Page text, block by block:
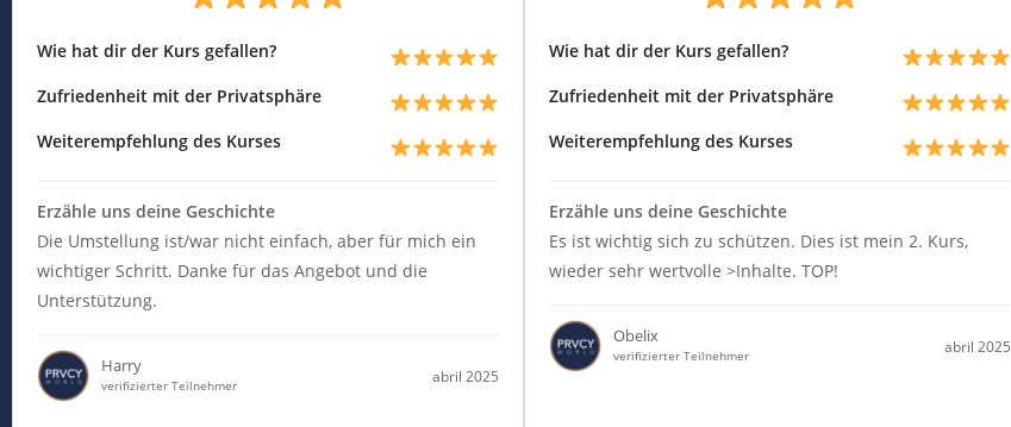
Wie hat dir der Kurs gefallen?
Zufriedenheit mit der Privatsphäre
Weiterempfehlung des Kurses
Erzähle uns deine Geschichte
Die Umstellung ist/war nicht einfach, aber für mich ein
wichtiger Schritt. Danke für das Angebot und die
Unterstützung.
Harry
verifizierter Teilnehmer
abril 2025
Wie hat dir der Kurs gefallen?
Zufriedenheit mit der Privatsphäre
Weiterempfehlung des Kurses
Erzähle uns deine Geschichte
Es ist wichtig sich zu schützen. Dies ist mein 2. Kurs,
wieder sehr wertvolle >Inhalte. TOP!
Obelix
verifizierter Teilnehmer
abril 2025